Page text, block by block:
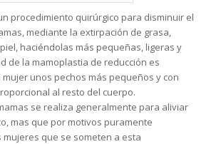
procedimiento quirúrgico para disminuir el
mediante la extirpación de grasa,
haciéndolas más pequeñas, ligeras y
de la mamoplastia de reducción es
unos pechos más pequeños y con
al resto del cuerpo.
se realiza generalmente para aliviar
mas que por motivos puramente
mujeres que se someten a esta